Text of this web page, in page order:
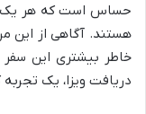
حساس است که هر یک
هستند. آگاهی از این
خاطر بیشتری این سفر
دریافت ویزا، یک تجربه